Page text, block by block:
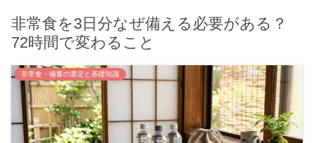
非常食を3日分なぜ備える必要がある？
72時間で変わること
非常食・備蓄の選定と基礎知識